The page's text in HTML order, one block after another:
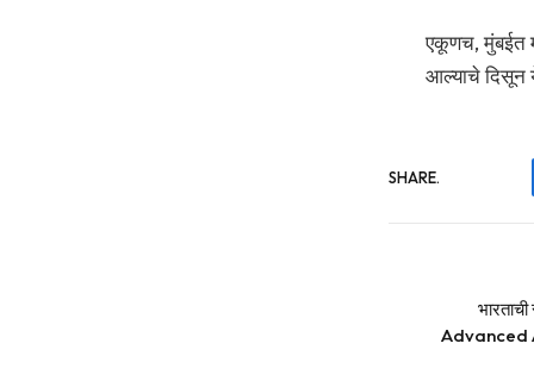
एकूणच, मुंबईत
आल्याचे
SHARE.
Advanced